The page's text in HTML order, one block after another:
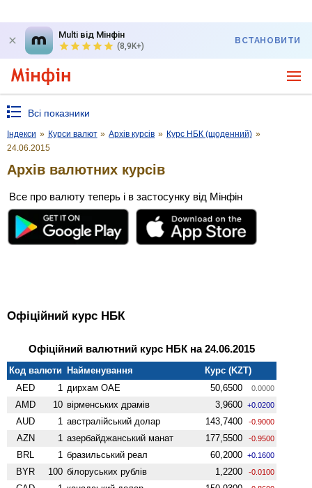
Multi від Мінфін
(8,9K+)
ВСТАНОВИТИ
Всі показники
Індекси » Курси валют » Архів курсів » Курс НБК (щоденний) »
24.06.2015
Архів валютних курсів
Все про валюту теперь і в застосунку від Мінфін
Офіційний курс НБК
Офіційний валютний курс НБК на 24.06.2015
Код валюти Найменування
Курс (KZT)
AED
1 дирхам ОАЕ 50,6500 0.0000
AMD 10 вiрменських драмів 3,9600 +0.0200
AUD 1 австралійський долар 143,7400 -0.9000
AZN 1 азербайджанський манат 177,5500 -0.9500
BRL 1 бразильський реал 60,2000 +0.1600
BYR 100 білоруських рублів 1,2200 -0.0100